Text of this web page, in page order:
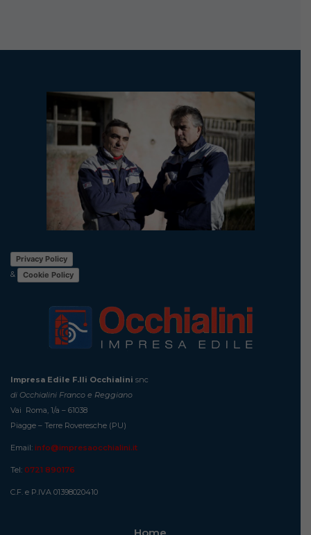
Privacy Policy
&
Cookie Policy
Impresa Edile F.lli Occhialini snc
di Occhialini Franco e Reggiano
Vai Roma, 1/a – 61038
Piagge – Terre Roveresche (PU)
Email: info@impresaocchialini.it
Tel: 0721 890176
C.F. e P.IVA 01398020410